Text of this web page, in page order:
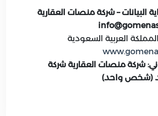
البيانات – شركة منصات العقارية
العربية السعودية
شركة منصات العقارية شركة
(شخص واحد)